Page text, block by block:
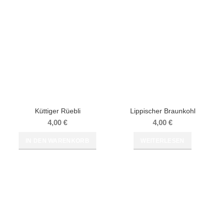
Küttiger Rüebli
4,00 €
Lippischer Braunkohl
4,00 €